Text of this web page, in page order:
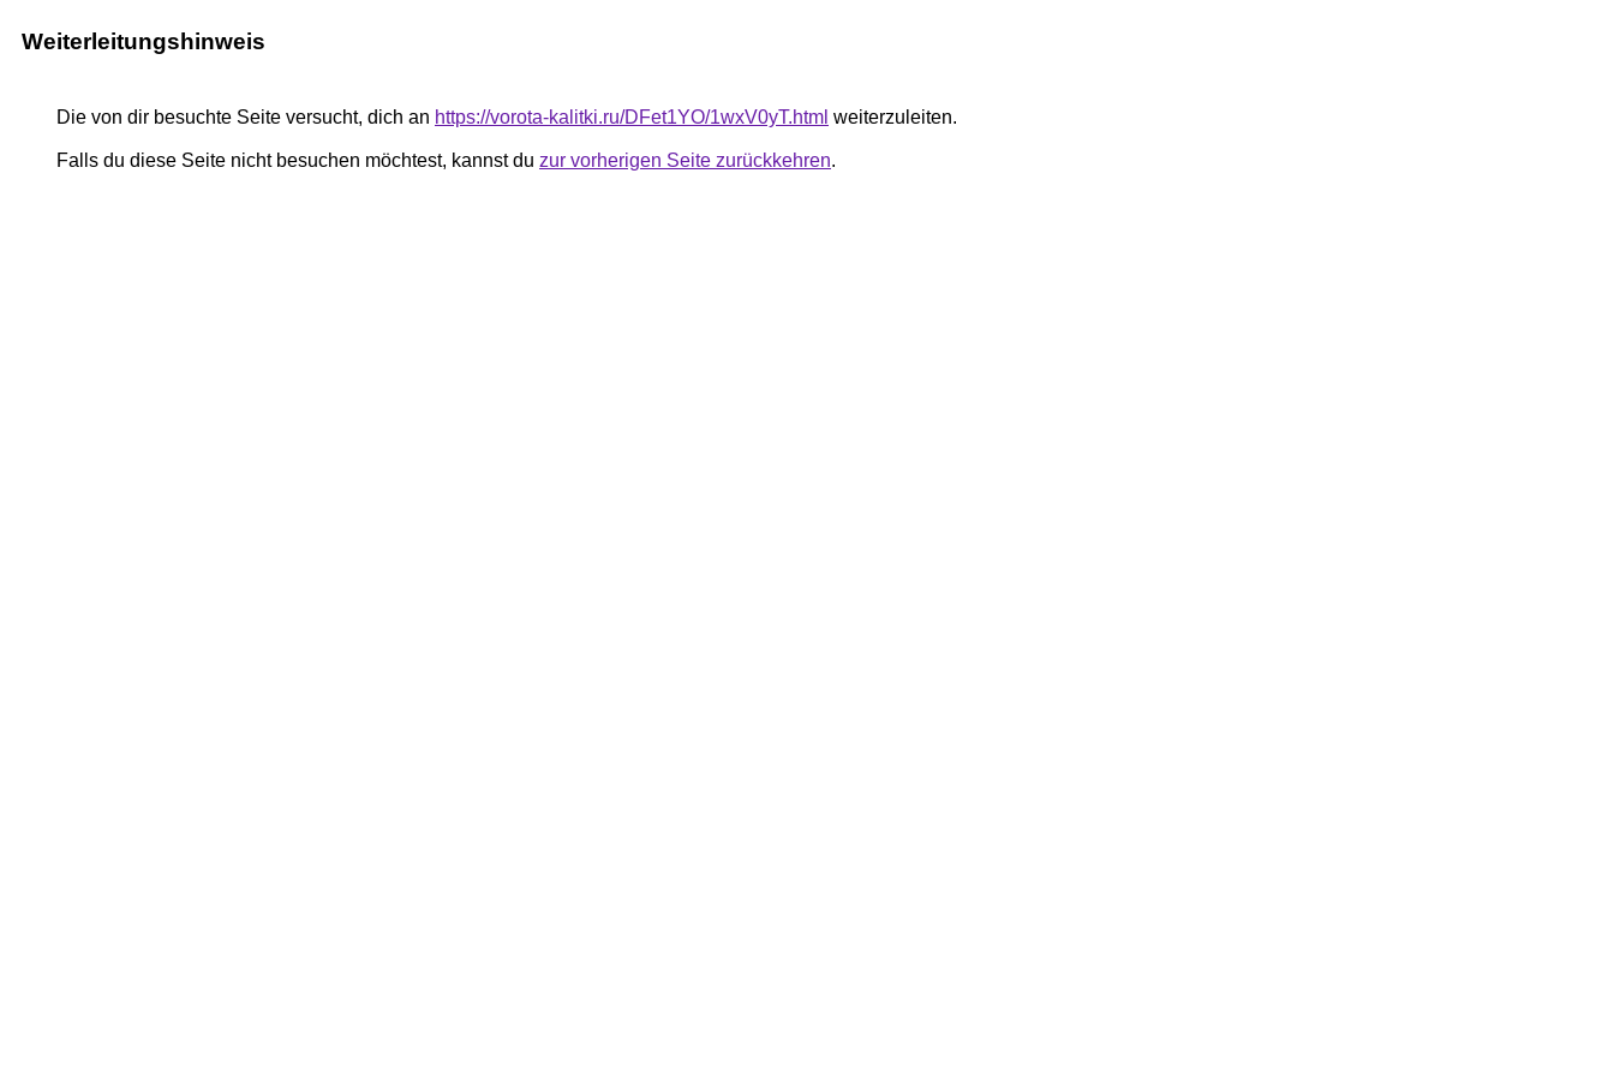
Weiterleitungshinweis
Die von dir besuchte Seite versucht, dich an https://vorota-kalitki.ru/DFet1YO/1wxV0yT.html weiterzuleiten.
Falls du diese Seite nicht besuchen möchtest, kannst du zur vorherigen Seite zurückkehren.